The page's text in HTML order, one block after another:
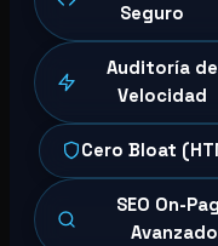
Seguro
Auditoría de
Velocidad
Cero Bloat
SEO On-
Avanzado